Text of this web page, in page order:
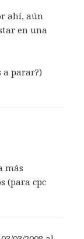
ahí, aún
en una
a parar?)
más
(para cpc